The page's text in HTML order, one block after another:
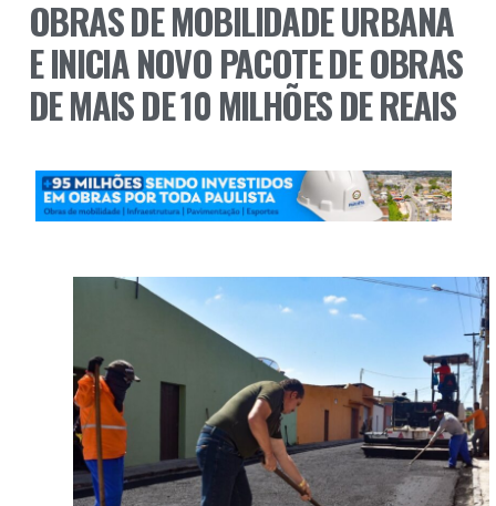
OBRAS DE MOBILIDADE URBANA
E INICIA NOVO PACOTE DE OBRAS
DE MAIS DE 10 MILHÕES DE REAIS